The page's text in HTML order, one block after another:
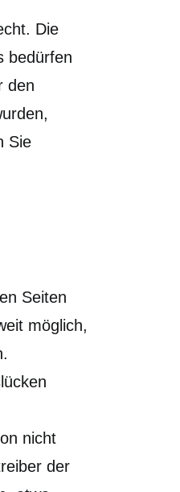
Die
bedürfen
den
Sie
Seiten
möglich,
nicht
der